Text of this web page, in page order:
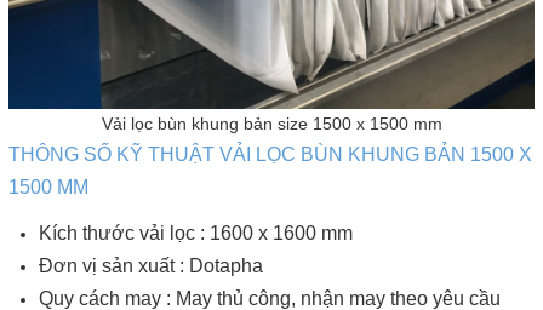
Vải lọc bùn khung bản size 1500 x 1500 mm
THÔNG SỐ KỸ THUẬT VẢI LỌC BÙN KHUNG BẢN 1500 X
1500 MM
Kích thước vải lọc : 1600 x 1600 mm
Đơn vị sản xuất : Dotapha
Quy cách may : May thủ công, nhận may theo yêu cầu